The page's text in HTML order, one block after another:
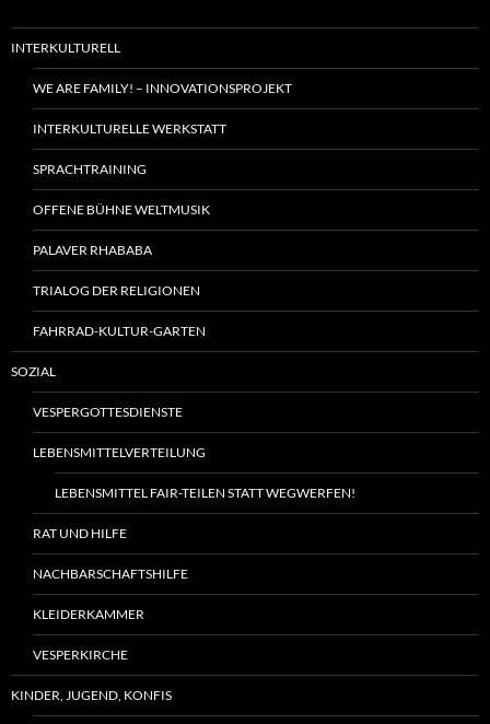
INTERKULTURELL
WE ARE FAMILY! – INNOVATIONSPROJEKT
INTERKULTURELLE WERKSTATT
SPRACHTRAINING
OFFENE BÜHNE WELTMUSIK
PALAVER RHABABA
TRIALOG DER RELIGIONEN
FAHRRAD-KULTUR-GARTEN
SOZIAL
VESPERGOTTESDIENSTE
LEBENSMITTELVERTEILUNG
LEBENSMITTEL FAIR-TEILEN STATT WEGWERFEN!
RAT UND HILFE
NACHBARSCHAFTSHILFE
KLEIDERKAMMER
VESPERKIRCHE
KINDER, JUGEND, KONFIS